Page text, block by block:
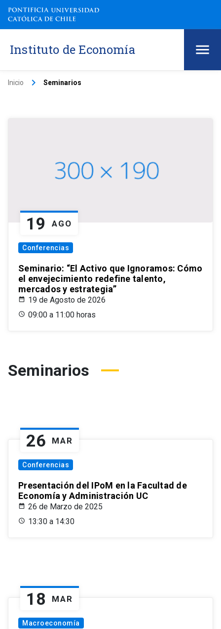
Instituto de Economía
Inicio keyboard_arrow_right Seminarios
19 AGO
Conferencias
Seminario: “El Activo que Ignoramos: Cómo
el envejecimiento redefine talento,
mercados y estrategia”
19 de Agosto de 2026
09:00 a 11:00 horas
Seminarios
26 MAR
Conferencias
Presentación del IPoM en la Facultad de
Economía y Administración UC
26 de Marzo de 2025
13:30 a 14:30
18 MAR
Macroeconomía